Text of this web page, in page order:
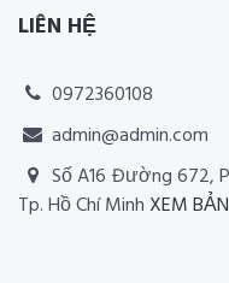
LIÊN HỆ
0972360108
admin@admin.com
Số A16 Đường 672,
Tp. Hồ Chí Minh XEM